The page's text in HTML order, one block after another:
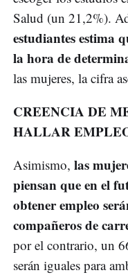
Salud (un 21,2%).
estudiantes estima
la hora de
las mujeres, la cifra
CREENCIA DE
HALLAR
Asimismo, las
piensan que en el
obtener empleo
compañeros de
por el contrario, un
serán iguales para